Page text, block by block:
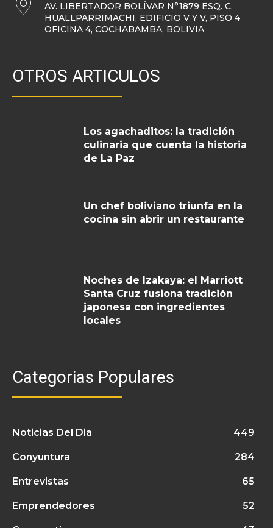
AV. LIBERTADOR BOLÍVAR N°1879 ESQ. C.
HUALLPARRIMACHI, EDIFICIO V Y V, PISO 4
OFICINA 4, COCHABAMBA, BOLIVIA
OTROS ARTICULOS
Los agachaditos: la tradición
culinaria que cuenta la historia
de La Paz
Un chef boliviano triunfa en la
cocina sin abrir un restaurante
Noches de Izakaya: el Marriott
Santa Cruz fusiona tradición
japonesa con ingredientes
locales
Categorias Populares
Noticias Del Dia 449
Conyuntura 284
Entrevistas 65
Emprendedores 52